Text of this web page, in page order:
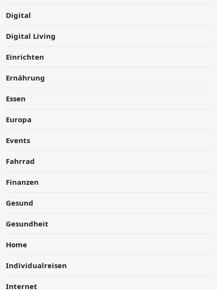
Digital
Digital Living
Einrichten
Ernährung
Essen
Europa
Events
Fahrrad
Finanzen
Gesund
Gesundheit
Home
Individualreisen
Internet